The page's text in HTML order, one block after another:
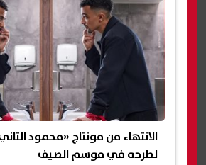
الانتهاء من مونتاج «محمود
لطرحه في موسم الصيف